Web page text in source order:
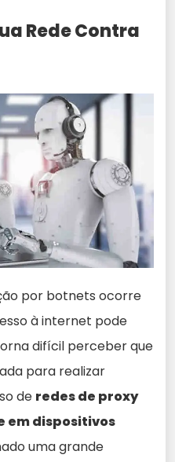
Rede Contra
por botnets ocorre
à internet pode
difícil perceber que
para realizar
de redes de proxy
em dispositivos
uma grande